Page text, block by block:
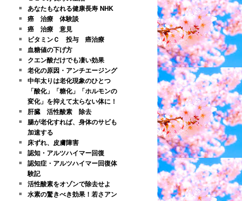
あなたもなれる健康長寿 NHK
癌 治療 体験談
癌 治療 意見
ビタミンＣ 投与 癌治療
血糖値の下げ方
クエン酸だけでも凄い効果
老化の原因・アンチエージング
中年太りは老化現象のひとつ
「酸化」「糖化」「ホルモンの
変化」を抑えて太らない体に！
肝臓 活性酸素 除去
腸が老化すれば、身体のサビも
加速する
床ずれ、皮膚障害
認知・アルツハイマー回復
認知症・アルツハイマー回復体
験記
活性酸素をオゾンで除去せよ
水素の驚きべき効果！若さアン